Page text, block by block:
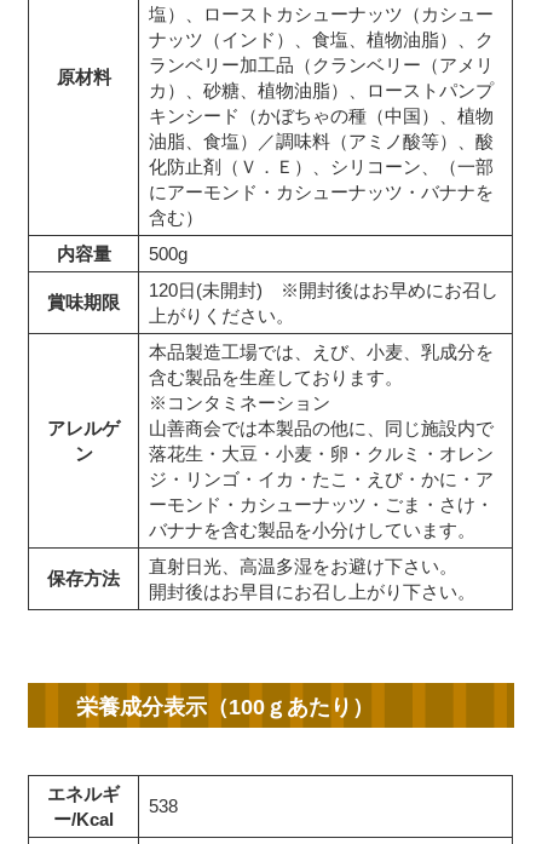
原材料
塩）、ローストカシューナッツ（カシュー
ナッツ（インド）、食塩、植物油脂）、ク
ランベリー加工品（クランベリー（アメリ
カ）、砂糖、植物油脂）、ローストパンプ
キンシード（かぼちゃの種（中国）、植物
油脂、食塩）／調味料（アミノ酸等）、酸
化防止剤（Ｖ．Ｅ）、シリコーン、（一部
にアーモンド・カシューナッツ・バナナを
含む）
内容量
500g
賞味期限
120日(未開封) ※開封後はお早めにお召し
上がりください。
アレルゲ
ン
本品製造工場では、えび、小麦、乳成分を
含む製品を生産しております。
※コンタミネーション
山善商会では本製品の他に、同じ施設内で
落花生・大豆・小麦・卵・クルミ・オレン
ジ・リンゴ・イカ・たこ・えび・かに・ア
ーモンド・カシューナッツ・ごま・さけ・
バナナを含む製品を小分けしています。
保存方法
直射日光、高温多湿をお避け下さい。
開封後はお早目にお召し上がり下さい。
栄養成分表示（100ｇあたり）
エネルギ
ー/Kcal
538